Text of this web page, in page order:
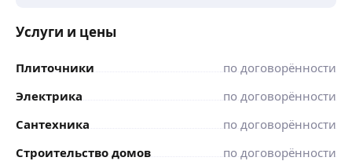
Услуги и цены
Плиточники
по договорённости
Электрика
по договорённости
Сантехника
по договорённости
Строительство домов
по договорённости